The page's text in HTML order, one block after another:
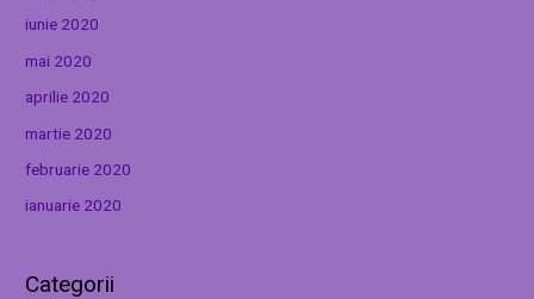
iunie 2020
mai 2020
aprilie 2020
martie 2020
februarie 2020
ianuarie 2020
Categorii